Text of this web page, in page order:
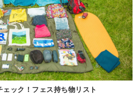
ェック！フェス持ち物リスト